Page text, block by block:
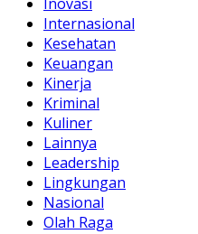
Internasional
Kesehatan
Keuangan
Kinerja
Kriminal
Kuliner
Lainnya
Leadership
Lingkungan
Nasional
Olah Raga